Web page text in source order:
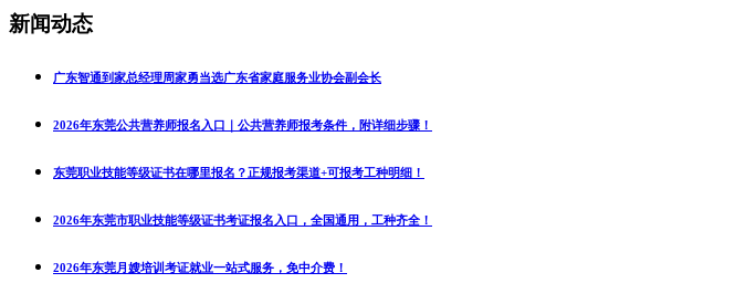
新闻动态
广东智通到家总经理周家勇当选广东省家庭服务业协会副会长
2026年东莞公共营养师报名入口｜公共营养师报考条件，附详细步骤！
东莞职业技能等级证书在哪里报名？正规报考渠道+可报考工种明细！
2026年东莞市职业技能等级证书考证报名入口，全国通用，工种齐全！
2026年东莞月嫂培训考证就业一站式服务，免中介费！